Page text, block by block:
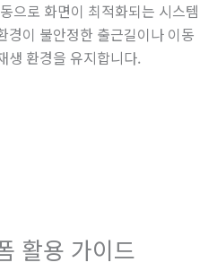
으로 화면이 최적화되는 시스템
경이 불안정한 출근길이나 이동
생 환경을 유지합니다.
활용 가이드